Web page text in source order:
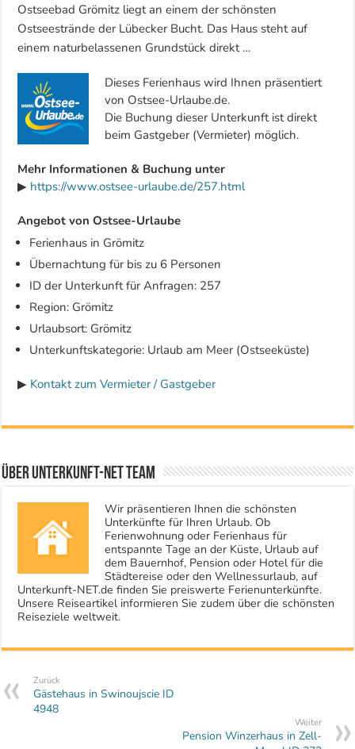
Ostseebad Grömitz liegt an einem der schönsten
Ostseestrände der Lübecker Bucht. Das Haus steht auf
einem naturbelassenen Grundstück direkt …
Dieses Ferienhaus wird Ihnen präsentiert
von Ostsee-Urlaube.de.
Die Buchung dieser Unterkunft ist direkt
beim Gastgeber (Vermieter) möglich.
Mehr Informationen & Buchung unter
▶ https://www.ostsee-urlaube.de/257.html
Angebot von Ostsee-Urlaube
Ferienhaus in Grömitz
Übernachtung für bis zu 6 Personen
ID der Unterkunft für Anfragen: 257
Region: Grömitz
Urlaubsort: Grömitz
Unterkunftskategorie: Urlaub am Meer (Ostseeküste)
▶ Kontakt zum Vermieter / Gastgeber
Über Unterkunft-NET Team
Wir präsentieren Ihnen die schönsten
Unterkünfte für Ihren Urlaub. Ob
Ferienwohnung oder Ferienhaus für
entspannte Tage an der Küste, Urlaub auf
dem Bauernhof, Pension oder Hotel für die
Städtereise oder den Wellnessurlaub, auf
Unterkunft-NET.de finden Sie preiswerte Ferienunterkünfte.
Unsere Reiseartikel informieren Sie zudem über die schönsten
Reiseziele weltweit.
Zurück
Gästehaus in Swinoujscie ID
4948
Weiter
Pension Winzerhaus in Zell-